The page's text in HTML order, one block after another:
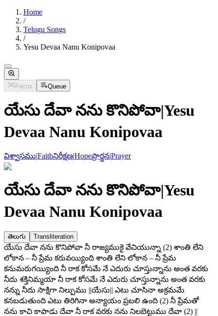
Home
/
Telugu Songs
/
Yesu Devaa Nanu Konipovaa
Focus Queue
యేసు దేవా నను కొనిపోవా|Yesu
Devaa Nanu Konipovaa
విశ్వాసము|Faithనిరీక్షణ|Hopeప్రార్థన|Prayer
యేసు దేవా నను కొనిపోవా|Yesu
Devaa Nanu Konipovaa
తెలుగు Transliteration
యేసు దేవా నను కొనిపోవా నీ రాజ్యముకై వేచియున్నా (2) శాంతి లేని
లోకాన – నీ ప్రేమ కరువయ్యింది శాంతి లేని లోకాన – నీ ప్రేమ
కనుమరుగయ్యింది నీ రాక కోసమే నే ఎదురు చూస్తున్నాను అంత వరకు
నీదు శక్తినిమ్మయా నీ రాక కోసమే నే ఎదురు చూస్తున్నాను అంత వరకు
నన్ను నీదు సాక్షిగా నిల్పుము ||యేసు|| ఎటు చూసినా అక్రమమే
కనబడుతుంది ఎటు తిరిగినా అన్యాయం ప్రబలి ఉంది (2) నీ ప్రేమతో
నను కాచి కాపాడు దేవా నీ రాక వరకు నను నిలబెట్టుము దేవా (2) ||